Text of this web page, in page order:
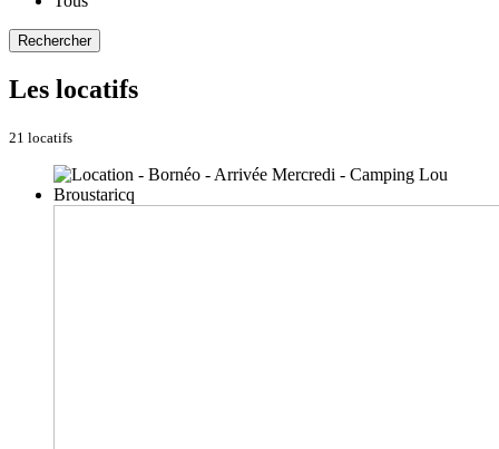
Rechercher
Les locatifs
21 locatifs